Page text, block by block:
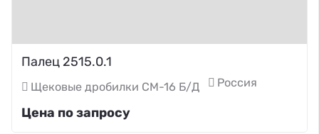
Палец 2515.0.1
Щековые дробилки СМ-16 Б/Д Россия
Цена по запросу